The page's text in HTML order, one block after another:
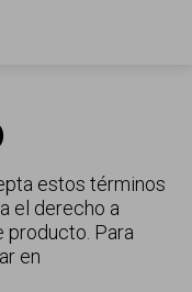
estos términos
el derecho a
producto. Para
en